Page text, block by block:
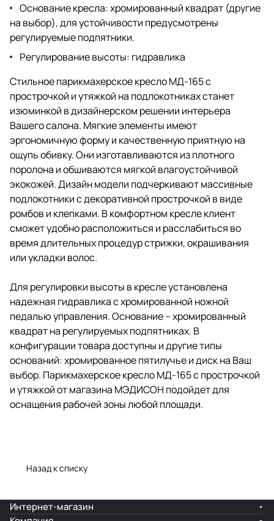
Основание кресла: хромированный квадрат (другие
на выбор), для устойчивости предусмотрены
регулируемые подпятники.
Регулирование высоты: гидравлика
Стильное парикмахерское кресло МД-165 с
прострочкой и утяжкой на подлокотниках станет
изюминкой в дизайнерском решении интерьера
Вашего салона. Мягкие элементы имеют
эргономичную форму и качественную приятную на
ощупь обивку. Они изготавливаются из плотного
поролона и обшиваются мягкой влагоустойчивой
экокожей. Дизайн модели подчеркивают массивные
подлокотники с декоративной прострочкой в виде
ромбов и клепками. В комфортном кресле клиент
сможет удобно расположиться и расслабиться во
время длительных процедур стрижки, окрашивания
или укладки волос.
Для регулировки высоты в кресле установлена
надежная гидравлика с хромированной ножной
педалью управления. Основание – хромированный
квадрат на регулируемых подпятниках. В
конфигурации товара доступны и другие типы
оснований: хромированное пятилучье и диск на Ваш
выбор. Парикмахерское кресло МД-165 с прострочкой
и утяжкой от магазина МЭДИСОН подойдет для
оснащения рабочей зоны любой площади.
Назад к списку
Интернет-магазин